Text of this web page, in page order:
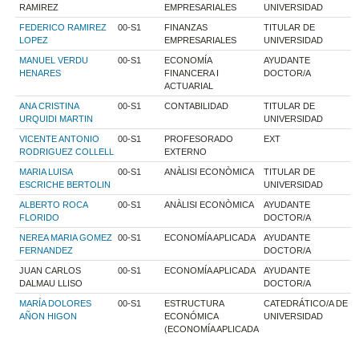
RAMIREZ
EMPRESARIALES
UNIVERSIDAD
FEDERICO RAMIREZ
LOPEZ
00-S1
FINANZAS
EMPRESARIALES
TITULAR DE
UNIVERSIDAD
MANUEL VERDU
HENARES
00-S1
ECONOMÍA
FINANCERA I
ACTUARIAL
AYUDANTE
DOCTOR/A
ANA CRISTINA
URQUIDI MARTIN
00-S1 CONTABILIDAD
TITULAR DE
UNIVERSIDAD
VICENTE ANTONIO
RODRIGUEZ COLLELL
00-S1
PROFESORADO
EXTERNO
EXT
MARIA LUISA
ESCRICHE BERTOLIN
00-S1 ANÀLISI ECONÒMICA
TITULAR DE
UNIVERSIDAD
ALBERTO ROCA
FLORIDO
00-S1 ANÀLISI ECONÒMICA
AYUDANTE
DOCTOR/A
NEREA MARIA GOMEZ
FERNANDEZ
00-S1 ECONOMÍA APLICADA
AYUDANTE
DOCTOR/A
JUAN CARLOS
DALMAU LLISO
00-S1 ECONOMÍA APLICADA
AYUDANTE
DOCTOR/A
MARÍA DOLORES
AÑON HIGON
00-S1
ESTRUCTURA
ECONÓMICA
(ECONOMÍA APLICADA
CATEDRÁTICO/A DE
UNIVERSIDAD